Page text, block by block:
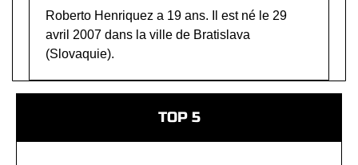
Roberto Henriquez a 19 ans. Il est né le 29
avril 2007 dans la ville de Bratislava
(Slovaquie).
TOP 5